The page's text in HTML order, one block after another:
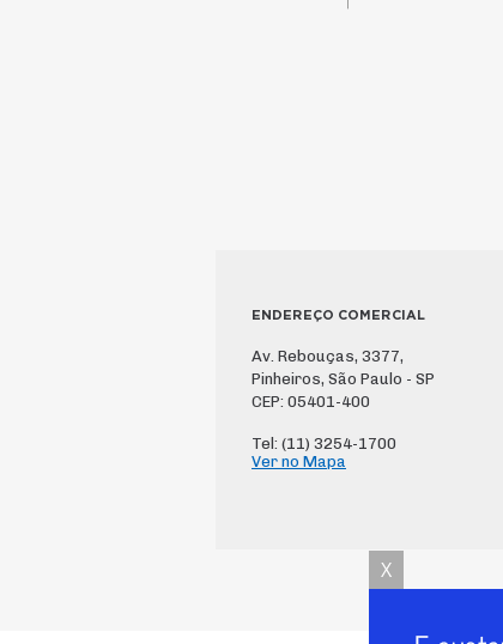
ENDEREÇO COMERCIAL
Av. Rebouças, 3377,
Pinheiros, São Paulo - SP
CEP: 05401-400
Tel: (11) 3254-1700
Ver no Mapa
X